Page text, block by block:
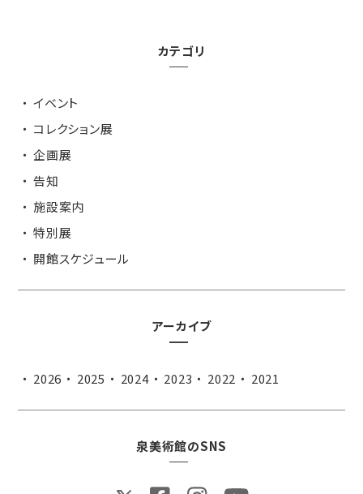
カテゴリ
イベント
コレクション展
企画展
告知
施設案内
特別展
開館スケジュール
アーカイブ
2026 2025 2024 2023 2022 2021
泉美術館のSNS